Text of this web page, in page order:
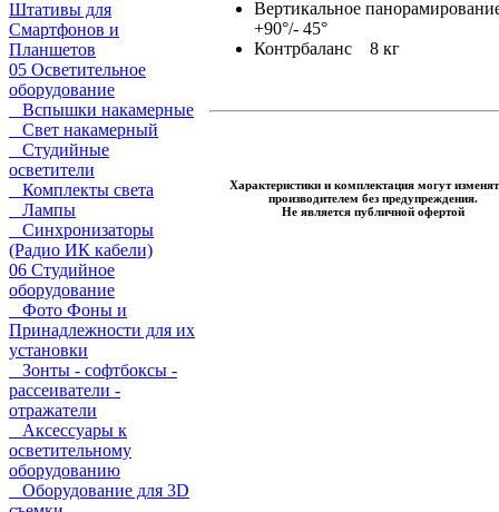
Штативы для
Смартфонов и
Планшетов
05 Осветительное
оборудование
Вспышки накамерные
Свет накамерный
Студийные
осветители
Комплекты света
Лампы
Синхронизаторы
(Радио ИК кабели)
06 Студийное
оборудование
Фото Фоны и
Принадлежности для их
установки
Зонты - софтбоксы -
рассеиватели -
отражатели
Аксессуары к
осветительному
оборудованию
Оборудование для 3D
Вертикальное
+90°/- 45°
Контрбаланс 8 кг
Характеристики и комплектация могут
производителем без предупреждения.
Не является публичной офертой